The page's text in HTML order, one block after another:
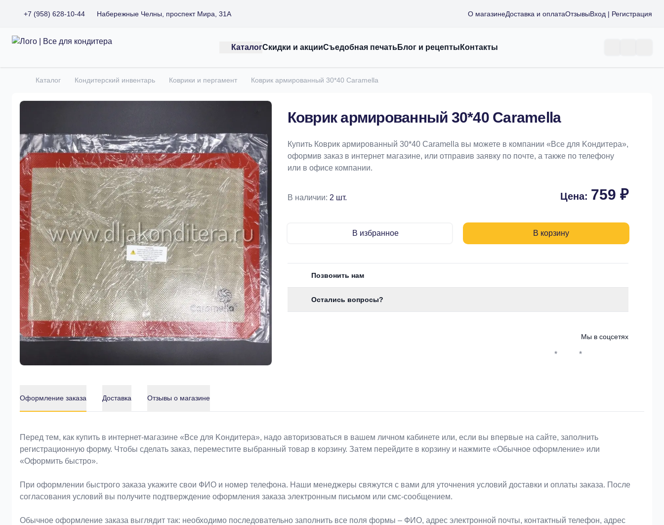
+7 (958) 628-10-44 Набережные Челны, проспект Мира, 31А О магазинеДоставка и оплатаОтзывыВход | Регистрация
Все для кондитера
КаталогСкидки и акцииСъедобная печатьБлог и рецепты Контакты
Главная
Каталог Кондитерский инвентарь Коврики и пергамент Коврик армированный 30*40 Caramella
Коврик армированный 30*40 Caramella
Купить Коврик армированный 30*40 Caramella вы можете в компании «Bce для Koндитeрa»,
оформив заказ в интернет магазине, или отправив заявку по почте, а также по телефону
или в офисе компании.
В наличии: 2 шт. Цена: 759 ₽
В избранное В корзину
Позвонить нам
Остались вопросы?
Мы в соцсетях
* *
Оформление заказа Доставка Отзывы о магазине
Оформление заказа
Перед тем, как купить в интернет-магазине «Bce для Koндитeрa», надо авторизоваться в вашем личном кабинете или, если вы впервые на сайте, заполнить
регистрационную форму. Чтобы сделать заказ, переместите выбранный товар в корзину. Затем перейдите в корзину и нажмите «Обычное оформление» или
«Оформить быстро».
При оформлении быстрого заказа укажите свои ФИО и номер телефона. Наши менеджеры свяжутся с вами для уточнения условий доставки и оплаты заказа. После
согласования условий вы получите подтверждение оформления заказа электронным письмом или смс-сообщением.
Обычное оформление заказа выглядит так: необходимо последовательно заполнить все поля формы – ФИО, адрес электронной почты, контактный телефон, адрес